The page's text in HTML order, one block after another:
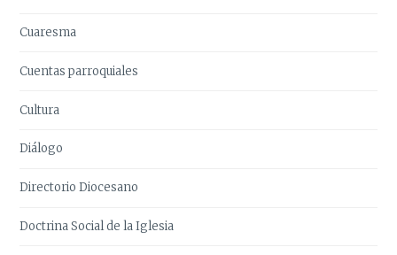
Cuaresma
Cuentas parroquiales
Cultura
Diálogo
Directorio Diocesano
Doctrina Social de la Iglesia